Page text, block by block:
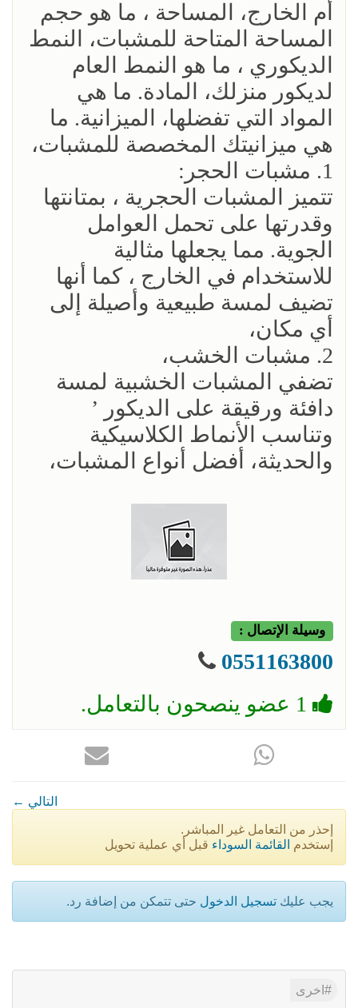
أم الخارج، المساحة ، ما هو حجم
المساحة المتاحة للمشبات، النمط
الديكوري ، ما هو النمط العام
لديكور منزلك، المادة. ما هي
المواد التي تفضلها، الميزانية. ما
هي ميزانيتك المخصصة للمشبات،
1. مشبات الحجر:
تتميز المشبات الحجرية ، بمتانتها
وقدرتها على تحمل العوامل
الجوية. مما يجعلها مثالية
للاستخدام في الخارج ، كما أنها
تضيف لمسة طبيعية وأصيلة إلى
أي مكان،
2. مشبات الخشب،
تضفي المشبات الخشبية لمسة
دافئة ورقيقة على الديكور ’
وتناسب الأنماط الكلاسيكية
والحديثة، أفضل أنواع المشبات،
وسيلة الإتصال :
0551163800
← التالي
إحذر من التعامل غير المباشر.
إستخدم القائمة السوداء قبل أي عملية تحويل
يجب عليك تسجيل الدخول حتى تتمكن من إضافة رد.
اخرى